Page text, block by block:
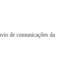
de comunicações da